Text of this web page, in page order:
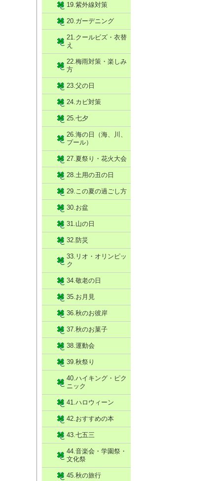
19.紫外線対策
20.ガーデニング
21.クールビズ・衣替
え
22.梅雨対策・楽しみ
方
23.父の日
24.カビ対策
25.七夕
26.海の日（海、川、
プール）
27.夏祭り・花火大会
28.土用の丑の日
29.この夏の過ごし方
30.お盆
31.山の日
32.防災
33.リオ・オリンピッ
ク
34.敬老の日
35.お月見
36.秋のお彼岸
37.秋のお菓子
38.運動会
39.秋祭り
40.ハイキング・ピク
ニック
41.ハロウィーン
42.おすすめの本
43.七五三
44.音楽会・学園祭・
文化祭
45.秋の旅行